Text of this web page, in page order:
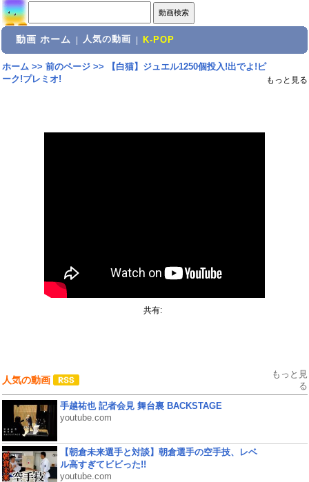
動画 ホーム 人気の動画 K-POP
ホーム>> 前のページ>>
【白猫】ジュエル1250個投入!出でよ!ピ
ーク!プレミオ!
もっと見る
共有:
人気の動画
もっと見
る
手越祐也 記者会見 舞台裏 BACKSTAGE
youtube.com
【朝倉未来選手と対談】朝倉選手の空手技、レベ
ル高すぎてビビった!!
youtube.com